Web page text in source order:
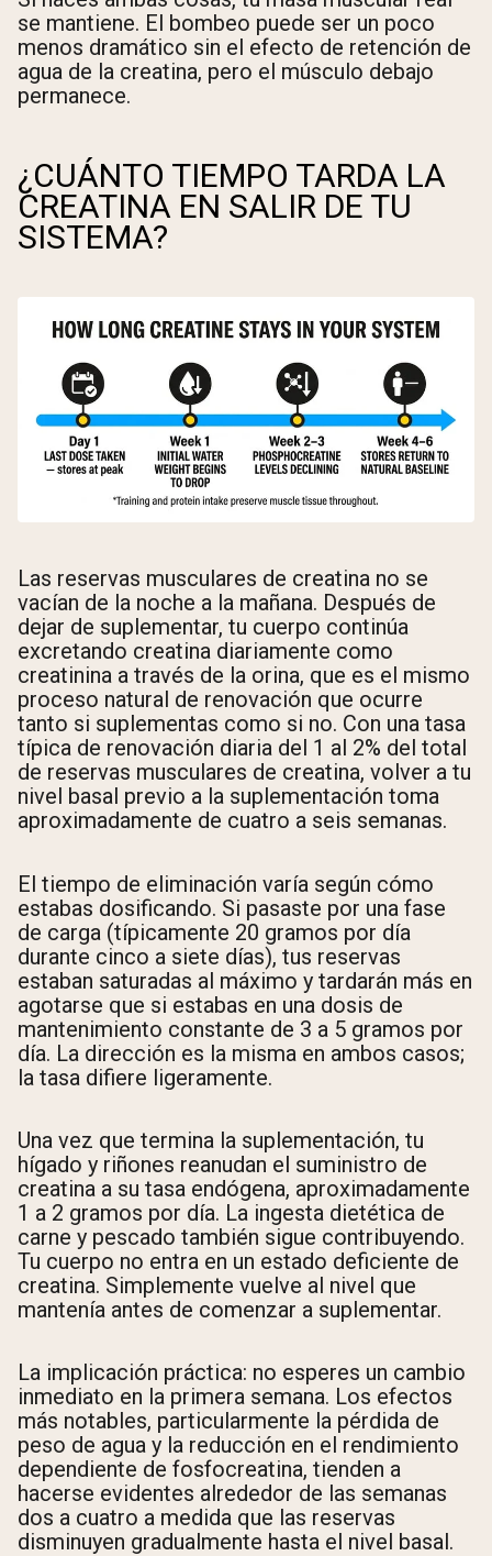
se mantiene. El bombeo puede ser un poco
menos dramático sin el efecto de retención de
agua de la creatina, pero el músculo debajo
permanece.
¿CUÁNTO TIEMPO TARDA LA
CREATINA EN SALIR DE TU
SISTEMA?
Las reservas musculares de creatina no se
vacían de la noche a la mañana. Después de
dejar de suplementar, tu cuerpo continúa
excretando creatina diariamente como
creatinina a través de la orina, que es el mismo
proceso natural de renovación que ocurre
tanto si suplementas como si no. Con una tasa
típica de renovación diaria del 1 al 2% del total
de reservas musculares de creatina, volver a tu
nivel basal previo a la suplementación toma
aproximadamente de cuatro a seis semanas.
El tiempo de eliminación varía según cómo
estabas dosificando. Si pasaste por una fase
de carga (típicamente 20 gramos por día
durante cinco a siete días), tus reservas
estaban saturadas al máximo y tardarán más en
agotarse que si estabas en una dosis de
mantenimiento constante de 3 a 5 gramos por
día. La dirección es la misma en ambos casos;
la tasa difiere ligeramente.
Una vez que termina la suplementación, tu
hígado y riñones reanudan el suministro de
creatina a su tasa endógena, aproximadamente
1 a 2 gramos por día. La ingesta dietética de
carne y pescado también sigue contribuyendo.
Tu cuerpo no entra en un estado deficiente de
creatina. Simplemente vuelve al nivel que
mantenía antes de comenzar a suplementar.
La implicación práctica: no esperes un cambio
inmediato en la primera semana. Los efectos
más notables, particularmente la pérdida de
peso de agua y la reducción en el rendimiento
dependiente de fosfocreatina, tienden a
hacerse evidentes alrededor de las semanas
dos a cuatro a medida que las reservas
disminuyen gradualmente hasta el nivel basal.